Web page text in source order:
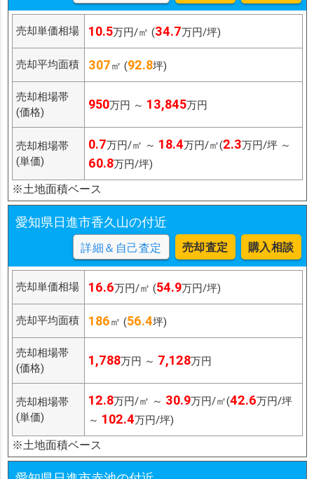
売却単価相場 10.5万円/㎡ (34.7万円/坪)
売却平均面積 307㎡ (92.8坪)
売却相場帯
(価格)
950万円 ～ 13,845万円
売却相場帯
(単価)
0.7万円/㎡ ～ 18.4万円/㎡(2.3万円/坪 ～
60.8万円/坪)
※土地面積ベース
愛知県日進市香久山の付近
詳細＆自己査定 売却査定 購入相談
売却単価相場 16.6万円/㎡ (54.9万円/坪)
売却平均面積 186㎡ (56.4坪)
売却相場帯
(価格)
1,788万円 ～ 7,128万円
売却相場帯
(単価)
12.8万円/㎡ ～ 30.9万円/㎡(42.6万円/坪
～ 102.4万円/坪)
※土地面積ベース